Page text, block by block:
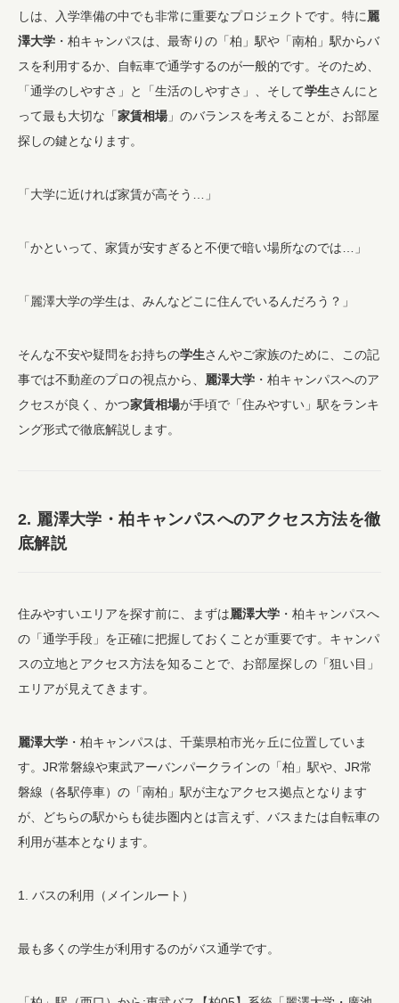
しは、入学準備の中でも非常に重要なプロジェクトです。特に麗
澤大学 ・柏キャンパスは、最寄りの「柏」駅や「南柏」駅からバ
スを利用するか、自転車で通学するのが一般的です。そのため、
「通学のしやすさ」と「生活のしやすさ」、そして学生さんにと
って最も大切な「家賃相場 」のバランスを考えることが、お部屋
探しの鍵となります。
「大学に近ければ家賃が高そう…」
「かといって、家賃が安すぎると不便で暗い場所なのでは…」
「麗澤大学の学生は、みんなどこに住んでいるんだろう？」
そんな不安や疑問をお持ちの学生さんやご家族のために、この記
事では不動産のプロの視点から、 麗澤大学 ・柏キャンパスへのア
クセスが良く、かつ家賃相場が手頃で「住みやすい」駅をランキ
ング形式で徹底解説します。
2. 麗澤大学・柏キャンパスへのアクセス方法を徹
底解説
住みやすいエリアを探す前に、まずは麗澤大学 ・柏キャンパスへ
の「通学手段」を正確に把握しておくことが重要です。キャンパ
スの立地とアクセス方法を知ることで、お部屋探しの「狙い目」
エリアが見えてきます。
麗澤大学 ・柏キャンパスは、千葉県柏市光ヶ丘に位置していま
す。JR常磐線や東武アーバンパークラインの「柏」駅や、JR常
磐線（各駅停車）の「南柏」駅が主なアクセス拠点となります
が、どちらの駅からも徒歩圏内とは言えず、バスまたは自転車の
利用が基本となります。
1. バスの利用（メインルート）
最も多くの学生が利用するのがバス通学です。